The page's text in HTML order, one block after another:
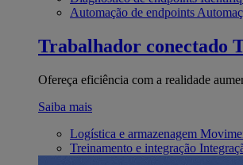
Automação de endpoints
Trabalhador conectado
Ofereça eficiência com a realidade
Saiba mais
Logística e armazenagem
Treinamento e integração